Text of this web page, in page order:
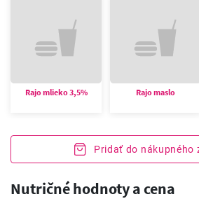
Rajo mlieko 3,5% Rajo maslo
Pridať do nákupného
Nutričné hodnoty a cena